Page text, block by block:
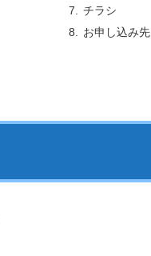
チラシ
お申し込み先